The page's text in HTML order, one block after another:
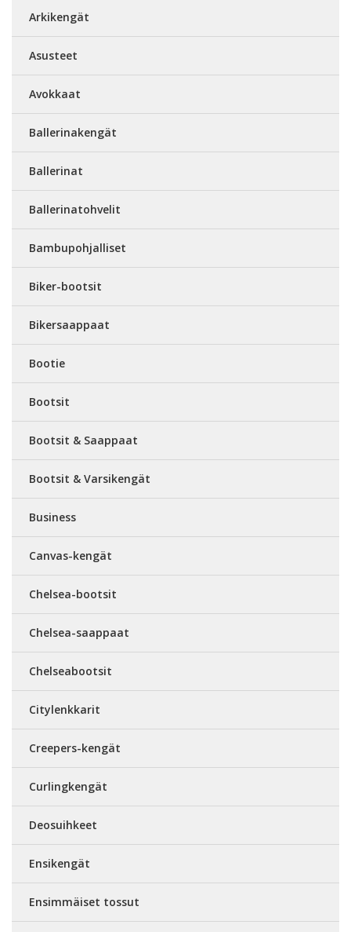
Arkikengät
Asusteet
Avokkaat
Ballerinakengät
Ballerinat
Ballerinatohvelit
Bambupohjalliset
Biker-bootsit
Bikersaappaat
Bootie
Bootsit
Bootsit & Saappaat
Bootsit & Varsikengät
Business
Canvas-kengät
Chelsea-bootsit
Chelsea-saappaat
Chelseabootsit
Citylenkkarit
Creepers-kengät
Curlingkengät
Deosuihkeet
Ensikengät
Ensimmäiset tossut